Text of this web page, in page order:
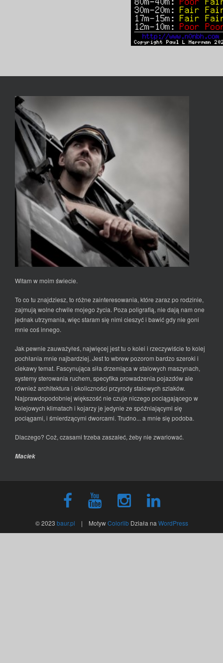
Witam w moim świecie.
To co tu znajdziesz, to różne zainteresowania, które zaraz po rodzinie,
zajmują wolne chwile mojego życia. Poza poligrafią, nie dają nam one
jednak utrzymania, więc staram się nimi cieszyć i bawić gdy nie goni
mnie coś innego.
Jak pewnie zauważyłeś, najwięcej jest tu o kolei i rzeczywiście to kolej
pochłania mnie najbardziej. Jest to wbrew pozorom bardzo szeroki i
ciekawy temat. Fascynująca siła drzemiąca w stalowych maszynach,
systemy sterowania ruchem, specyfika prowadzenia pojazdów ale
również architektura i okoliczności przyrody stalowych szlaków.
Najprawdopodobniej większość nie czuje niczego pociągającego w
kolejowych klimatach i kojarzy je jedynie ze spóźniającymi się
pociągami, i śmierdzącymi dworcami. Trudno... a mnie się podoba.
Dlaczego? Coż, czasami trzeba zaszaleć, żeby nie zwariować.
Maciek
© 2023 baur.pl | MotywColorlibDziała na WordPress